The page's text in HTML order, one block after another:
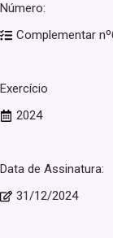
Número:
Complementar
Exercício
2024
Data de Assinatura:
31/12/2024